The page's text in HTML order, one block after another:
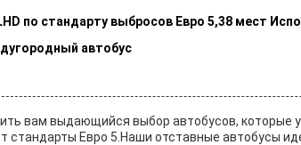
по стандарту выбросов Евро 5,38 мест
автобус
вам выдающийся выбор автобусов, которые
стандарты Евро 5.Наши отставные автобусы